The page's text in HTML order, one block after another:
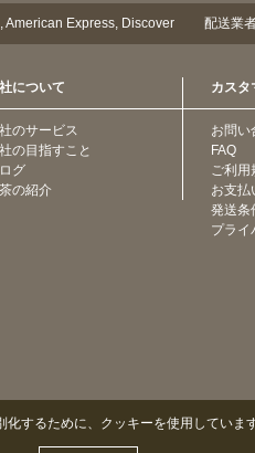
配送業
について
のサービス
の目指すこと
グ
の紹介
カスタ
お問い
FAQ
ご利用
お支払
発送条
プライ
するために、クッキーを使用していま